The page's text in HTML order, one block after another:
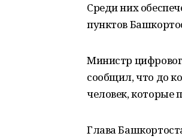
Среди них
пунктов
Министр
сообщил, что до
человек, которые
Глава